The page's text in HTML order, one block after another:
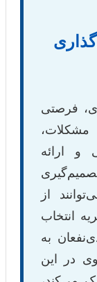
فرصتی
و ارائه
از
انتخاب
به
در این